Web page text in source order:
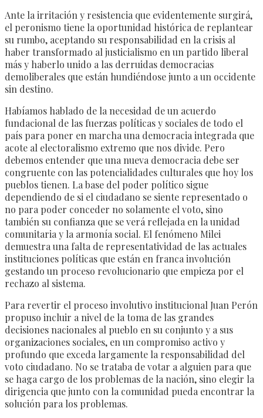
Ante la irritación y resistencia que evidentemente surgirá,
el peronismo tiene la oportunidad histórica de replantear
su rumbo, aceptando su responsabilidad en la crisis al
haber transformado al justicialismo en un partido liberal
más y haberlo unido a las derruidas democracias
demoliberales que están hundiéndose junto a un occidente
sin destino.
Habíamos hablado de la necesidad de un acuerdo
fundacional de las fuerzas políticas y sociales de todo el
país para poner en marcha una democracia integrada que
acote al electoralismo extremo que nos divide. Pero
debemos entender que una nueva democracia debe ser
congruente con las potencialidades culturales que hoy los
pueblos tienen. La base del poder político sigue
dependiendo de si el ciudadano se siente representado o
no para poder conceder no solamente el voto, sino
también su confianza que se verá reflejada en la unidad
comunitaria y la armonía social. El fenómeno Milei
demuestra una falta de representatividad de las actuales
instituciones políticas que están en franca involución
gestando un proceso revolucionario que empieza por el
rechazo al sistema.
Para revertir el proceso involutivo institucional Juan Perón
propuso incluir a nivel de la toma de las grandes
decisiones nacionales al pueblo en su conjunto y a sus
organizaciones sociales, en un compromiso activo y
profundo que exceda largamente la responsabilidad del
voto ciudadano. No se trataba de votar a alguien para que
se haga cargo de los problemas de la nación, sino elegir la
dirigencia que junto con la comunidad pueda encontrar la
solución para los problemas.